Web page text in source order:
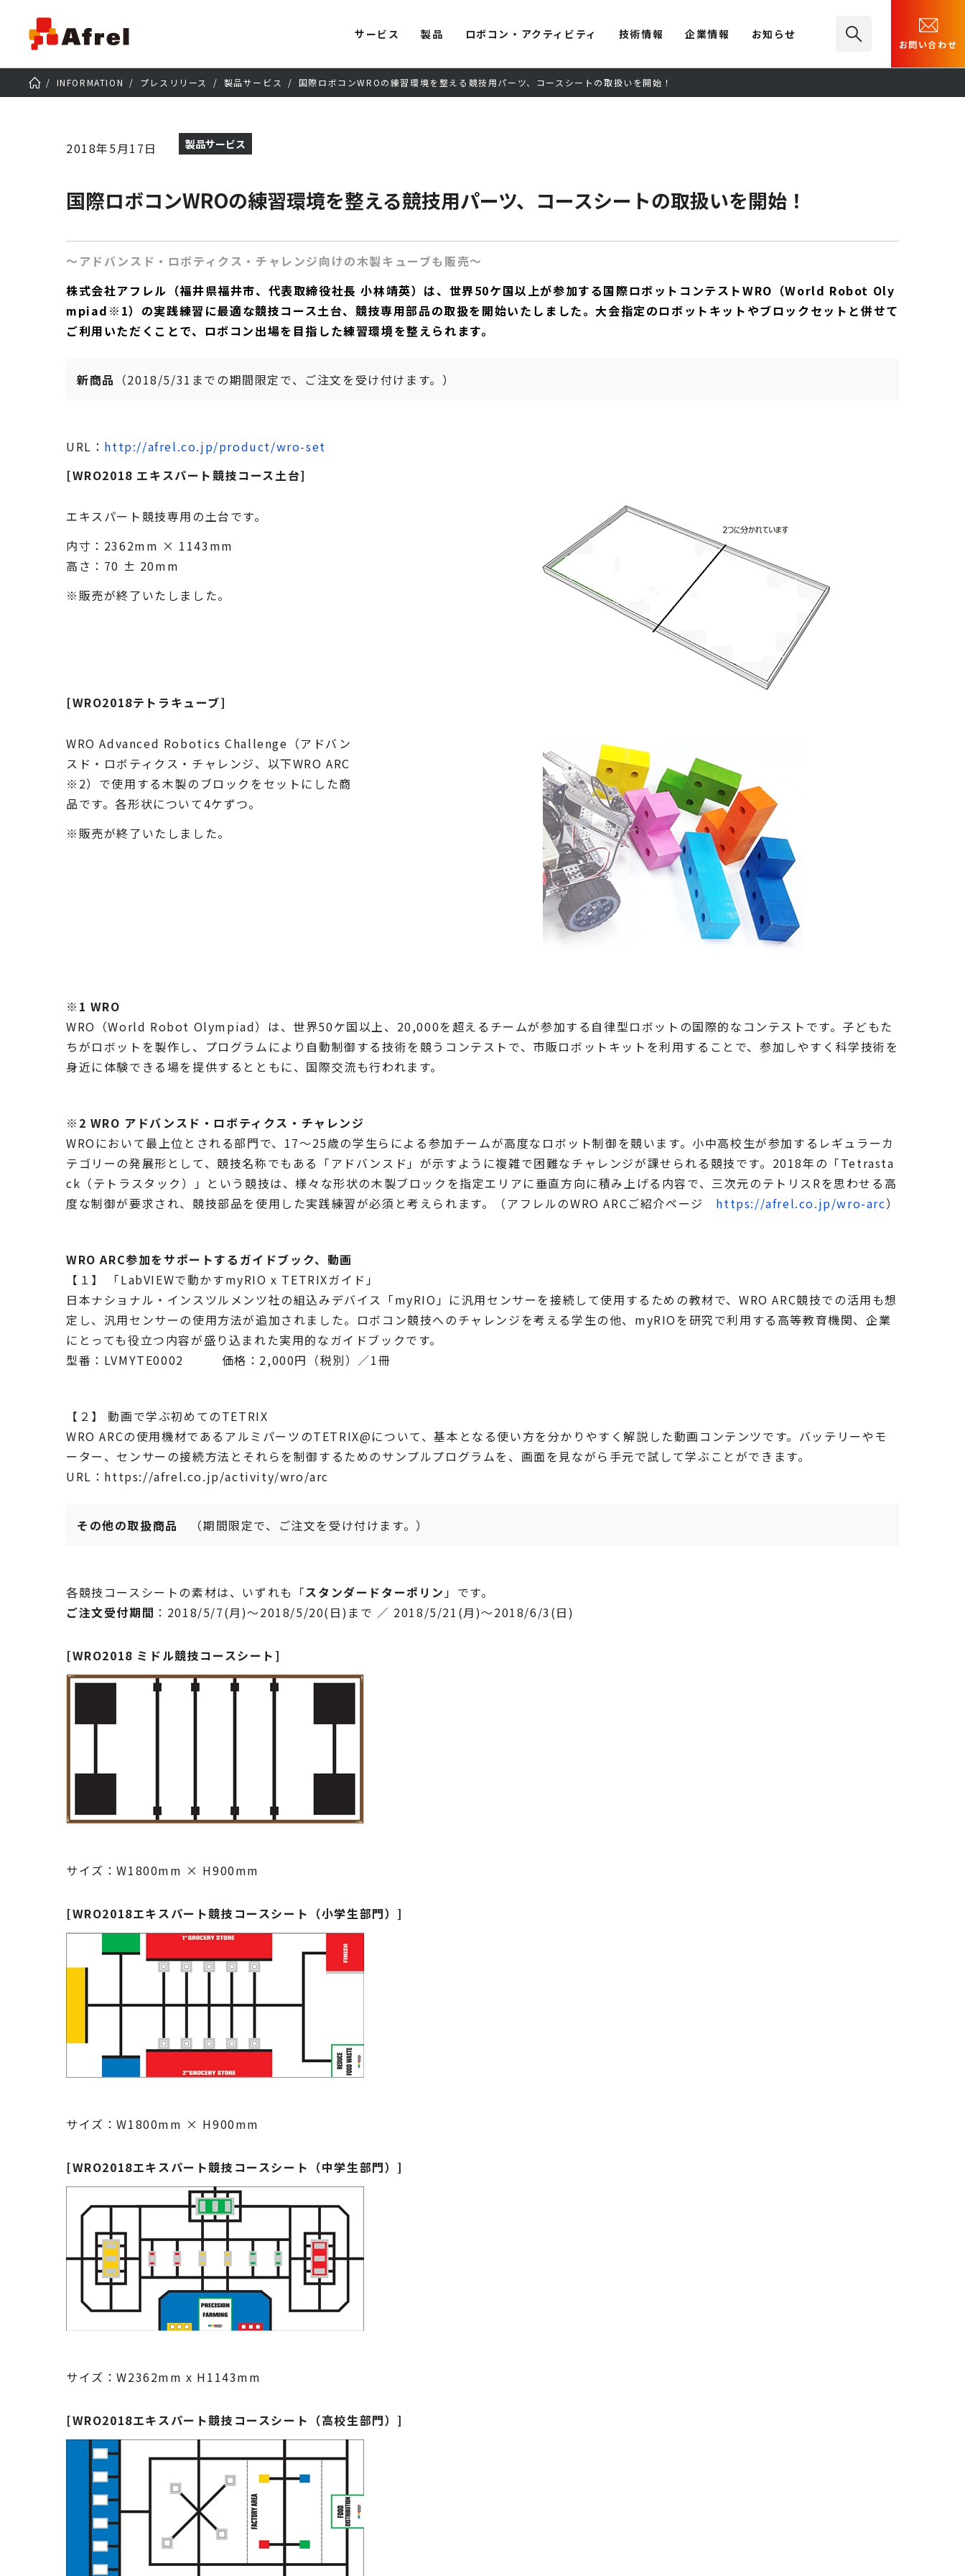
サービス 製品 ロボコン・アクティビティ 技術情報 企業情報 お知らせ
お問い合わせ
INFORMATION プレスリリース 製品サービス 国際ロボコンWROの練習環境を整える競技用パーツ、コースシートの取扱いを開始！
2018年5月17日 製品サービス
国際ロボコンWROの練習環境を整える競技用パーツ、コースシートの取扱いを開始！
～アドバンスド・ロボティクス・チャレンジ向けの木製キューブも販売～
株式会社アフレル（福井県福井市、代表取締役社長 小林靖英）は、世界50ケ国以上が参加する国際ロボットコンテストWRO（World Robot Oly
mpiad※1）の実践練習に最適な競技コース土台、競技専用部品の取扱を開始いたしました。大会指定のロボットキットやブロックセットと併せて
ご利用いただくことで、ロボコン出場を目指した練習環境を整えられます。
新商品 （2018/5/31までの期間限定で、ご注文を受け付けます。）
URL： http://afrel.co.jp/product/wro-set
[WRO2018 エキスパート競技コース土台]
エキスパート競技専用の土台です。
内寸：2362mm × 1143mm
高さ：70 ± 20mm
※販売が終了いたしました。
[WRO2018テトラキューブ]
WRO Advanced Robotics Challenge（アドバン
スド・ロボティクス・チャレンジ、以下WRO ARC
※2）で使用する木製のブロックをセットにした商
品です。各形状について4ケずつ。
※販売が終了いたしました。
※1 WRO
WRO（World Robot Olympiad）は、世界50ケ国以上、20,000を超えるチームが参加する自律型ロボットの国際的なコンテストです。子どもた
ちがロボットを製作し、プログラムにより自動制御する技術を競うコンテストで、市販ロボットキットを利用することで、参加しやすく科学技術を
身近に体験できる場を提供するとともに、国際交流も行われます。
※2 WRO アドバンスド・ロボティクス・チャレンジ
WROにおいて最上位とされる部門で、17～25歳の学生らによる参加チームが高度なロボット制御を競います。小中高校生が参加するレギュラーカ
テゴリーの発展形として、競技名称でもある「アドバンスド」が示すように複雑で困難なチャレンジが課せられる競技です。2018年の「Tetrasta
ck（テトラスタック）」という競技は、様々な形状の木製ブロックを指定エリアに垂直方向に積み上げる内容で、三次元のテトリスRを思わせる高
度な制御が要求され、競技部品を使用した実践練習が必須と考えられます。（アフレルのWRO ARCご紹介ページ https://afrel.co.jp/wro-arc）
WRO ARC参加をサポートするガイドブック、動画
【１】 「LabVIEWで動かすmyRIO x TETRIXガイド」
日本ナショナル・インスツルメンツ社の組込みデバイス「myRIO」に汎用センサーを接続して使用するための教材で、WRO ARC競技での活用も想
定し、汎用センサーの使用方法が追加されました。ロボコン競技へのチャレンジを考える学生の他、myRIOを研究で利用する高等教育機関、企業
にとっても役立つ内容が盛り込まれた実用的なガイドブックです。
型番：LVMYTE0002 価格：2,000円（税別）／1冊
【２】 動画で学ぶ初めてのTETRIX
WRO ARCの使用機材であるアルミパーツのTETRIX@について、基本となる使い方を分かりやすく解説した動画コンテンツです。バッテリーやモ
ーター、センサーの接続方法とそれらを制御するためのサンプルプログラムを、画面を見ながら手元で試して学ぶことができます。
URL：https://afrel.co.jp/activity/wro/arc
その他の取扱商品 （期間限定で、ご注文を受け付けます。）
各競技コースシートの素材は、いずれも「スタンダードターポリン 」です。
ご注文受付期間 ：2018/5/7(月)～2018/5/20(日)まで ／ 2018/5/21(月)～2018/6/3(日)
[WRO2018 ミドル競技コースシート]
サイズ：W1800mm × H900mm
[WRO2018エキスパート競技コースシート（小学生部門）]
サイズ：W1800mm × H900mm
[WRO2018エキスパート競技コースシート（中学生部門）]
サイズ：W2362mm x H1143mm
[WRO2018エキスパート競技コースシート（高校生部門）]